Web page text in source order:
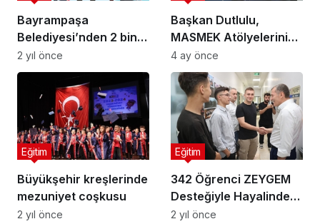
Bayrampaşa
Belediyesi’nden 2 bin
934 öğrenciye 9 milyon
TL burs
2 yıl önce
Başkan Dutlulu,
MASMEK Atölyelerini
Ziyaret Etti
4 ay önce
Büyükşehir kreşlerinde
mezuniyet coşkusu
Eğitim
2 yıl önce
342 Öğrenci ZEYGEM
Desteğiyle Hayalindeki
Bölümle Yerleşti
Eğitim
2 yıl önce